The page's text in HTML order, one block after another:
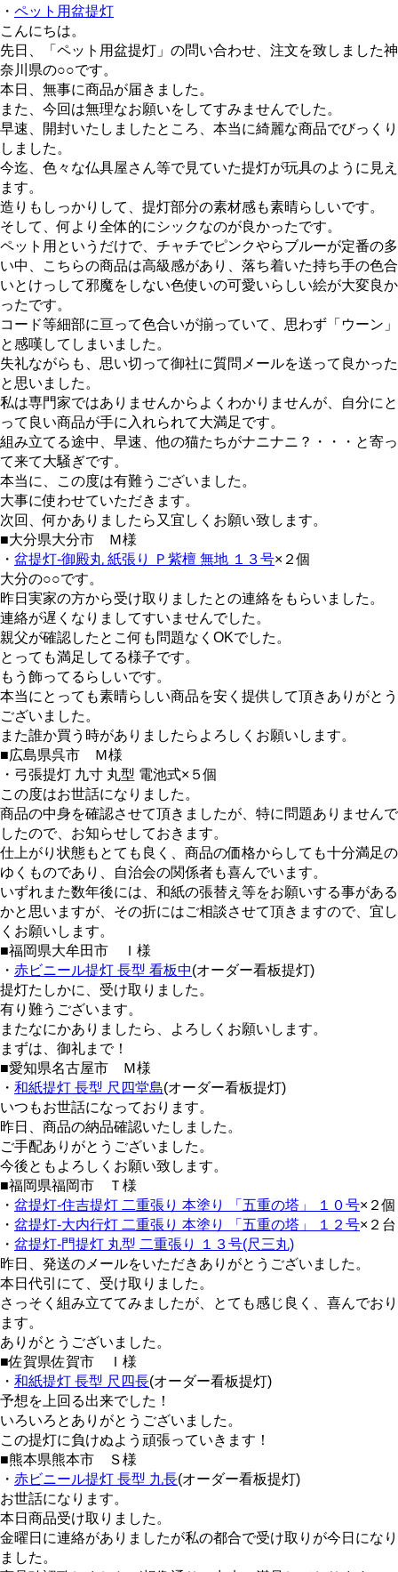
・ ペット用盆提灯
こんにちは。
先日、「ペット用盆提灯」の問い合わせ、注文を致しました神
奈川県の○○です。
本日、無事に商品が届きました。
また、今回は無理なお願いをしてすみませんでした。
早速、開封いたしましたところ、本当に綺麗な商品でびっくり
しました。
今迄、色々な仏具屋さん等で見ていた提灯が玩具のように見え
ます。
造りもしっかりして、提灯部分の素材感も素晴らしいです。
そして、何より全体的にシックなのが良かったです。
ペット用というだけで、チャチでピンクやらブルーが定番の多
い中、こちらの商品は高級感があり、落ち着いた持ち手の色合
いとけっして邪魔をしない色使いの可愛いらしい絵が大変良か
ったです。
コード等細部に亘って色合いが揃っていて、思わず「ウーン」
と感嘆してしまいました。
失礼ながらも、思い切って御社に質問メールを送って良かった
と思いました。
私は専門家ではありませんからよくわかりませんが、自分にと
って良い商品が手に入れられて大満足です。
組み立てる途中、早速、他の猫たちがナニナニ？・・・と寄っ
て来て大騒ぎです。
本当に、この度は有難うございました。
大事に使わせていただきます。
次回、何かありましたら又宜しくお願い致します。
■大分県大分市 Ｍ様
・ 盆提灯-御殿丸 紙張り Ｐ紫檀 無地 １３号×２個
大分の○○です。
昨日実家の方から受け取りましたとの連絡をもらいました。
連絡が遅くなりましてすいませんでした。
親父が確認したとこ何も問題なくOKでした。
とっても満足してる様子です。
もう飾ってるらしいです。
本当にとっても素晴らしい商品を安く提供して頂きありがとう
ございました。
また誰か買う時がありましたらよろしくお願いします。
■広島県呉市 Ｍ様
・弓張提灯 九寸 丸型 電池式×５個
この度はお世話になりました。
商品の中身を確認させて頂きましたが、特に問題ありませんで
したので、お知らせしておきます。
仕上がり状態もとても良く、商品の価格からしても十分満足の
ゆくものであり、自治会の関係者も喜んでいます。
いずれまた数年後には、和紙の張替え等をお願いする事がある
かと思いますが、その折にはご相談させて頂きますので、宜し
くお願いします。
■福岡県大牟田市 Ｉ様
・ 赤ビニール提灯 長型 看板中(オーダー看板提灯)
提灯たしかに、受け取りました。
有り難うございます。
またなにかありましたら、よろしくお願いします。
まずは、御礼まで！
■愛知県名古屋市 Ｍ様
・ 和紙提灯 長型 尺四堂島(オーダー看板提灯)
いつもお世話になっております。
昨日、商品の納品確認いたしました。
ご手配ありがとうございました。
今後ともよろしくお願い致します。
■福岡県福岡市 Ｔ様
・ 盆提灯-住吉提灯 二重張り 本塗り 「五重の塔」 １０号×２個
・ 盆提灯-大内行灯 二重張り 本塗り 「五重の塔」 １２号×２台
・ 盆提灯-門提灯 丸型 二重張り １３号(尺三丸)
昨日、発送のメールをいただきありがとうございました。
本日代引にて、受け取りました。
さっそく組み立ててみましたが、とても感じ良く、喜んでおり
ます。
ありがとうございました。
■佐賀県佐賀市 Ｉ様
・ 和紙提灯 長型 尺四長(オーダー看板提灯)
予想を上回る出来でした！
いろいろとありがとうございました。
この提灯に負けぬよう頑張っていきます！
■熊本県熊本市 Ｓ様
・ 赤ビニール提灯 長型 九長(オーダー看板提灯)
お世話になります。
本日商品受け取りました。
金曜日に連絡がありましたが私の都合で受け取りが今日になり
ました。